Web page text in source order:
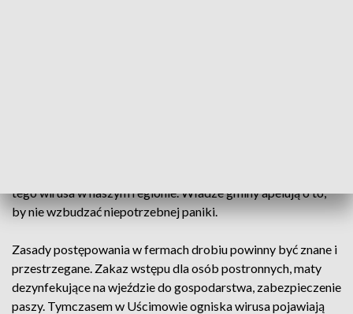
tego wirusa w naszym regionie. Władze gminy apelują o to,
by nie wzbudzać niepotrzebnej paniki.
Zasady postępowania w fermach drobiu powinny być znane i
przestrzegane. Zakaz wstępu dla osób postronnych, maty
dezynfekujące na wjeździe do gospodarstwa, zabezpieczenie
paszy. Tymczasem w Uścimowie ogniska wirusa pojawiają